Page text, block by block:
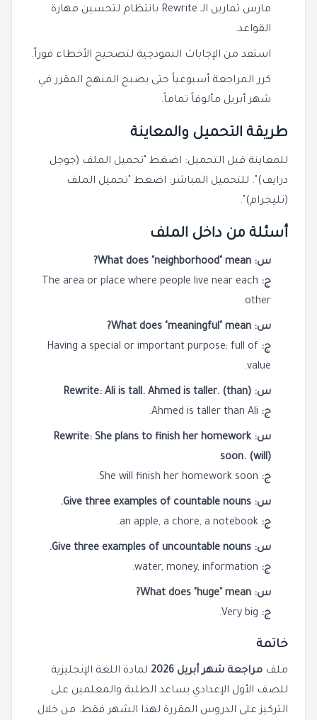
مارس تمارين الـ Rewrite بانتظام لتحسين مهارة
القواعد.
استفد من الإجابات النموذجية لتصحيح الأخطاء فوراً.
كرر المراجعة أسبوعياً حتى يصبح المنهج المقرر في
شهر أبريل مألوفاً تماماً.
طريقة التحميل والمعاينة
للمعاينة قبل التحميل: اضغط "تحميل الملف (جوجل
درايف)". للتحميل المباشر: اضغط "تحميل الملف
(تليجرام)".
أسئلة من داخل الملف
س: What does "neighborhood" mean?
ج: The area or place where people live near each
other.
س: What does "meaningful" mean?
ج: Having a special or important purpose; full of
value.
س: Rewrite: Ali is tall. Ahmed is taller. (than)
ج:
س: Rewrite: She plans to finish her homework
soon. (will)
ج:
س: Give three examples of countable nouns.
ج:
س: Give three examples of uncountable nouns.
ج:
س: What does "huge" mean?
ج:
خاتمة
ملف مراجعة شهر أبريل 2026
لمادة اللغة الإنجليزية
للصف الأول الإعدادي يساعد الطلبة والمعلمين على
التركيز على الدروس المقررة لهذا الشهر فقط. من خلال